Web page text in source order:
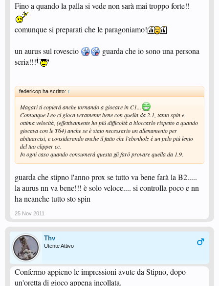
Fino a quando la palla si vede non sarà mai troppo forte!!
comunque si preparati che le paragoniamo!
un aurus sul rovescio
guarda che io sono una persona
seria!!!
federicop ha scritto: ↑
Magari ti copierà anche tornando a giocare in C1...
Comunque Leo ci gioca veramente bene con quella da 2.1, tanto spin e
ottima velocità, (effettivamente ho più difficoltà a bloccarlo rispetto a quando
giocava con le T64) anche se è stato necessario un allenamento per
abituarcisi, e considerando anche il fatto che l'ebenholz è un pelo più lento
del tuo clipper cc.
In ogni caso quando consumerà questa gli farò provare quella da 1.9.
guarda che stipno l'anno prox se tutto va bene farà la B2.....
la aurus nn va bene!!! è solo veloce.... si controlla poco e nn
ha neanche tutto sto spin
25 Nov 2011
Thv
Utente Attivo
Confermo appieno le impressioni avute da Stipno, dopo
un'oretta di gioco appena incollata.